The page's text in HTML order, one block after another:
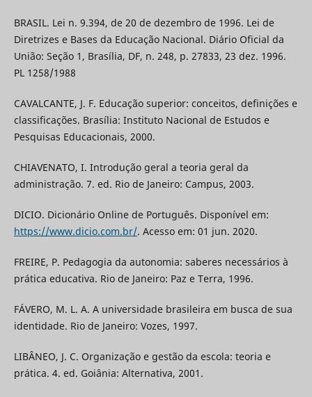
BRASIL. Lei n. 9.394, de 20 de dezembro de 1996. Lei de
Diretrizes e Bases da Educação Nacional. Diário Oficial da
União: Seção 1, Brasília, DF, n. 248, p. 27833, 23 dez. 1996.
PL 1258/1988
CAVALCANTE, J. F. Educação superior: conceitos, definições e
classificações. Brasília: Instituto Nacional de Estudos e
Pesquisas Educacionais, 2000.
CHIAVENATO, I. Introdução geral a teoria geral da
administração. 7. ed. Rio de Janeiro: Campus, 2003.
DICIO. Dicionário Online de Português. Disponível em:
https://www.dicio.com.br/. Acesso em: 01 jun. 2020.
FREIRE, P. Pedagogia da autonomia: saberes necessários à
prática educativa. Rio de Janeiro: Paz e Terra, 1996.
FÁVERO, M. L. A. A universidade brasileira em busca de sua
identidade. Rio de Janeiro: Vozes, 1997.
LIBÂNEO, J. C. Organização e gestão da escola: teoria e
prática. 4. ed. Goiânia: Alternativa, 2001.